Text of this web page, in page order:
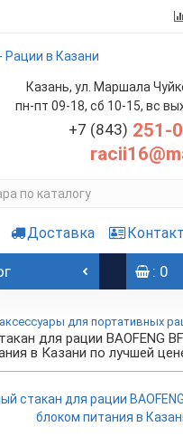
Казань, ул. Маршала
пн-пт 09-18, сб 10-15, вс
+7 (843) 251-
Доставка
: 0
для портативных
для рации BAOFENG
в Казани по лучшей